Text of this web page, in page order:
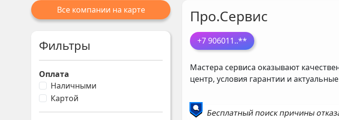
Все компании на карте
Фильтры
Оплата
Наличными
Картой
Про.Сервис
+7 906011..**
Мастера сервиса оказывают
центр, условия гарантии и
Бесплатный поиск причины